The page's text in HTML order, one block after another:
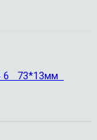
6 73*13мм